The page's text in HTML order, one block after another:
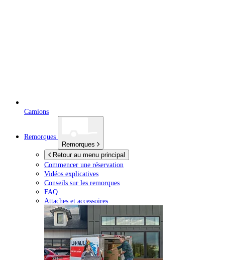
Camions
Remorques
Remorques
Retour au menu principal
Commencer une réservation
Vidéos explicatives
Conseils sur les remorques
FAQ
Attaches et accessoires